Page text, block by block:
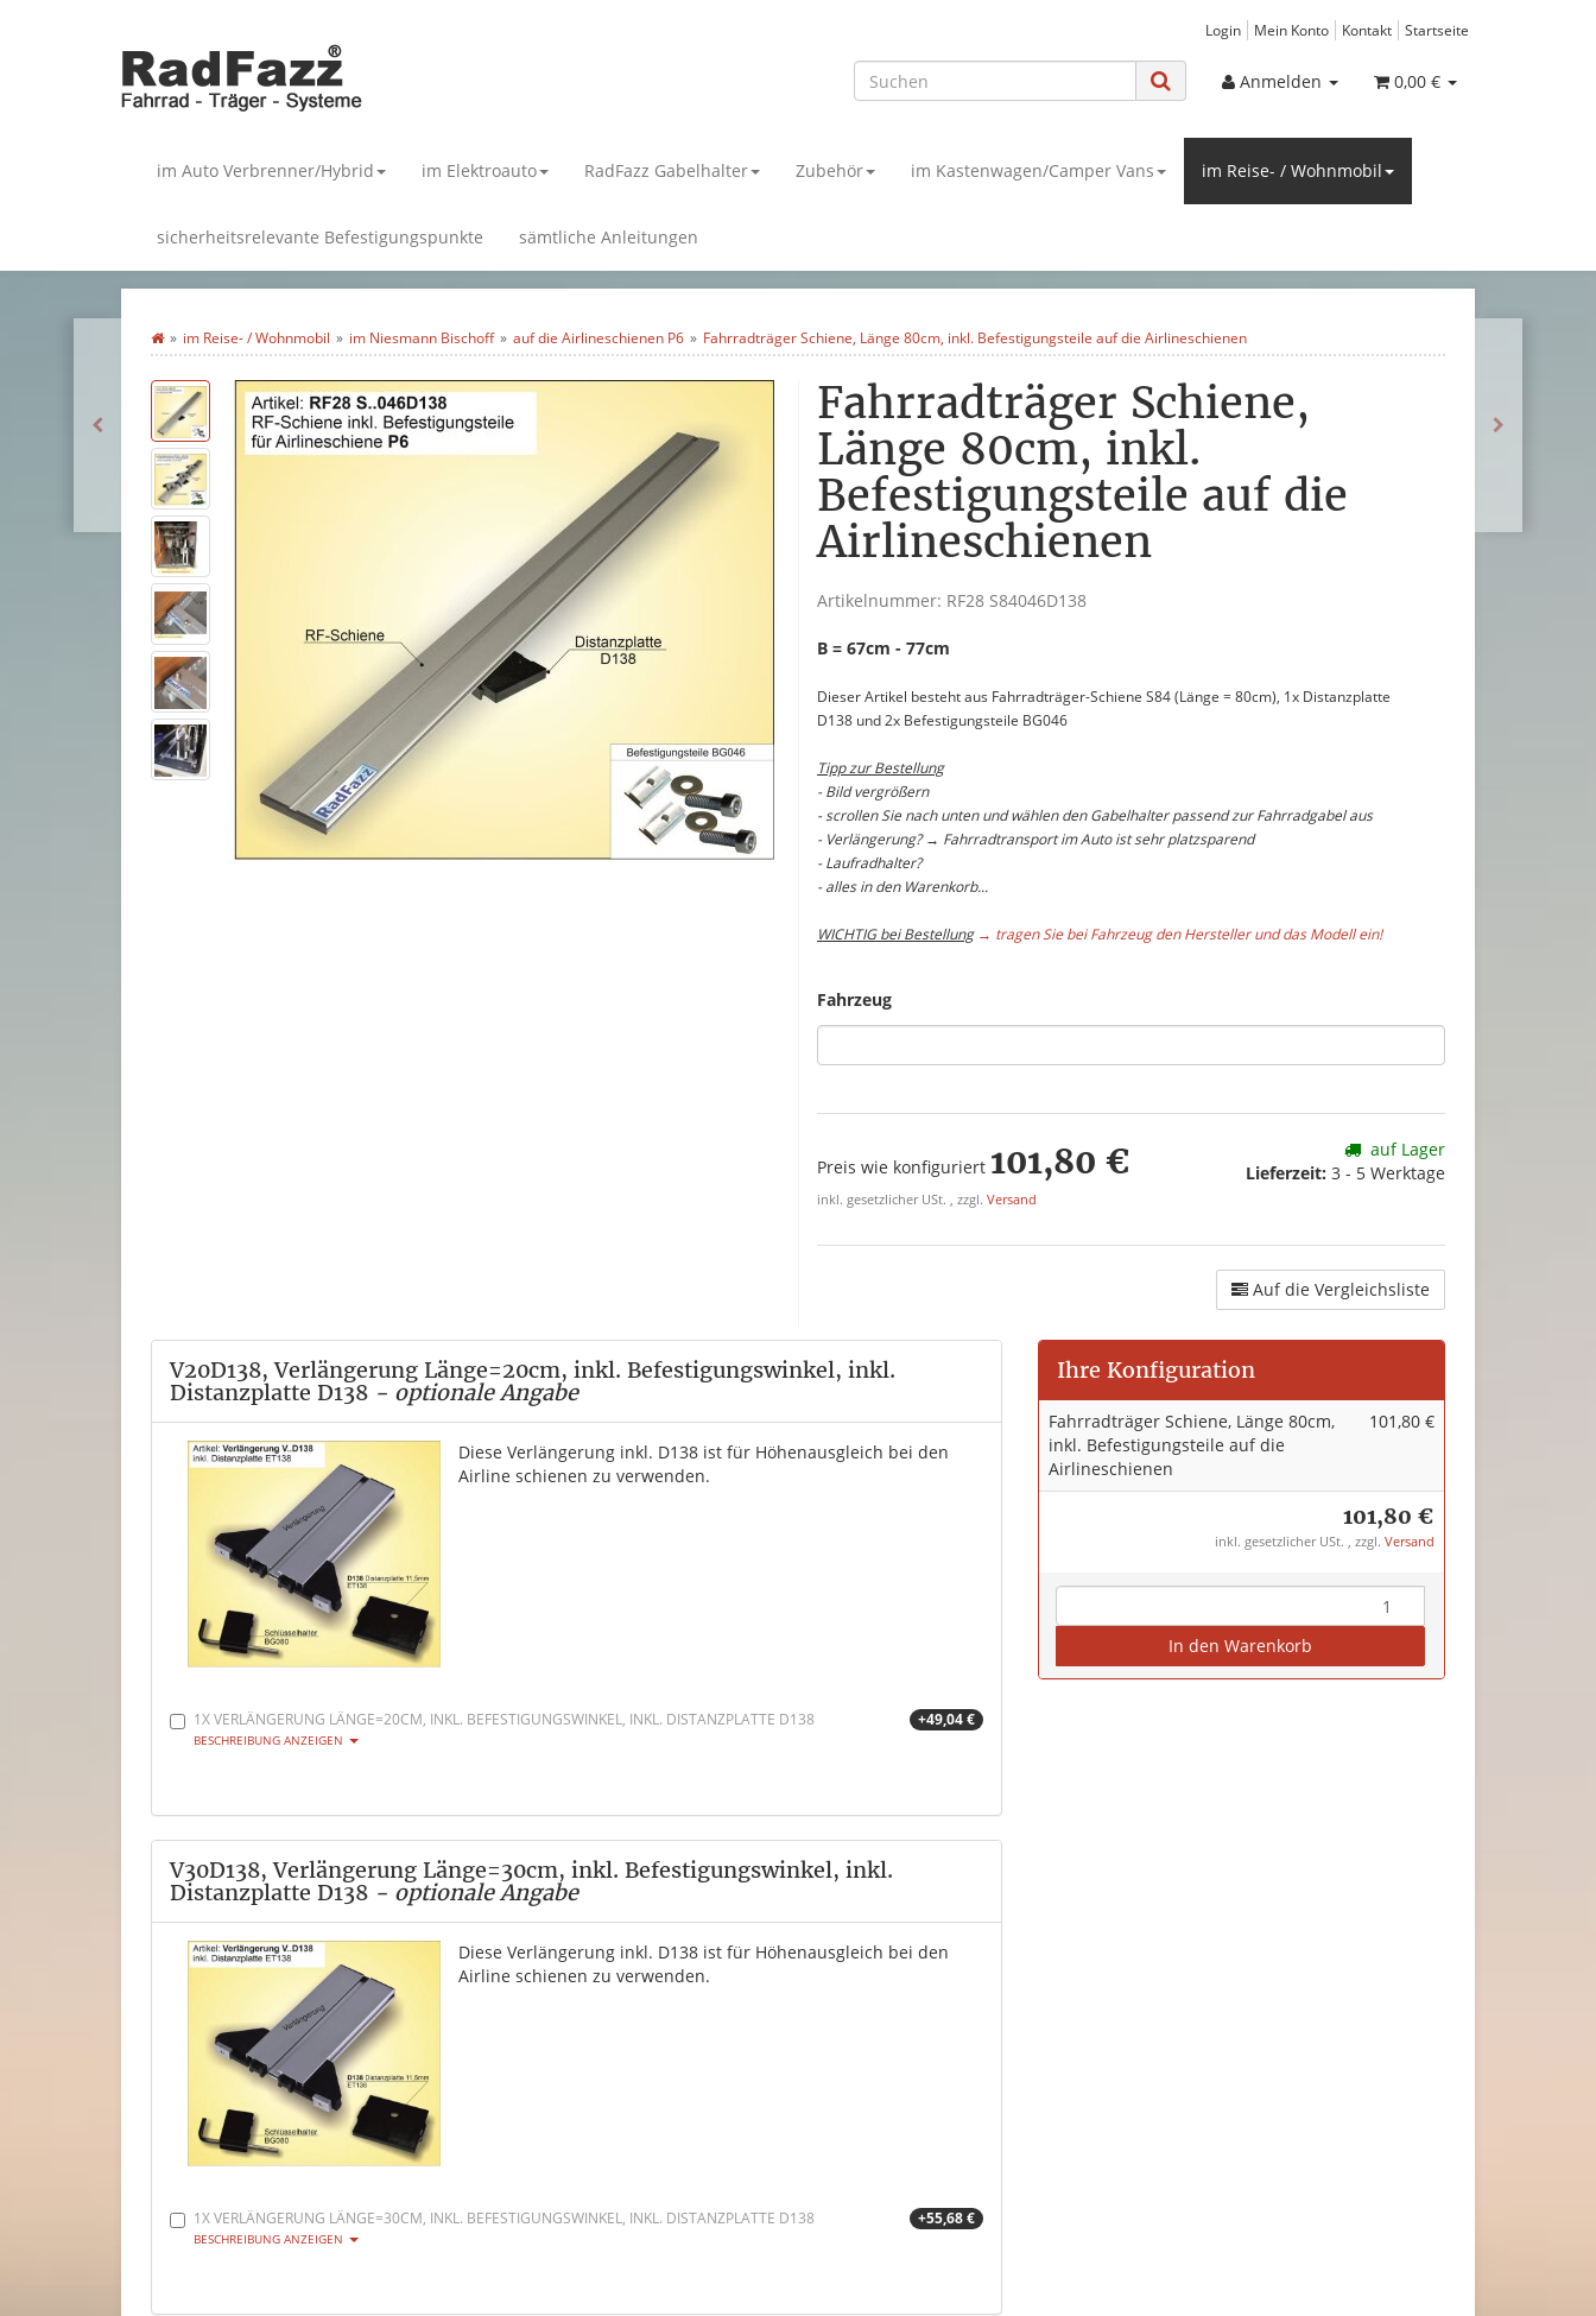
Login Mein Konto Kontakt Startseite
Anmelden 0,00 €
im Auto Verbrenner/Hybrid im Elektroauto RadFazz Gabelhalter Zubehör im Kastenwagen/Camper Vans im Reise- / Wohnmobil
sicherheitsrelevante Befestigungspunkte sämtliche Anleitungen
im Reise- / Wohnmobil im Niesmann Bischoff auf die Airlineschienen P6 Fahrradträger Schiene, Länge 80cm, inkl. Befestigungsteile auf die Airlineschienen
Fahrradträger Schiene,
Länge 80cm, inkl.
Befestigungsteile auf die
Airlineschienen
Artikelnummer: RF28 S84046D138
B = 67cm - 77cm
Dieser Artikel besteht aus Fahrradträger-Schiene S84 (Länge = 80cm), 1x Distanzplatte
D138 und 2x Befestigungsteile BG046
Tipp zur Bestellung
- Bild vergrößern
- scrollen Sie nach unten und wählen den Gabelhalter passend zur Fahrradgabel aus
- Verlängerung? → Fahrradtransport im Auto ist sehr platzsparend
- Laufradhalter?
- alles in den Warenkorb...
WICHTIG bei Bestellung → tragen Sie bei Fahrzeug den Hersteller und das Modell ein!
Fahrzeug
Preis wie konfiguriert 101,80 €
inkl. gesetzlicher USt. , zzgl. Versand
auf Lager
Lieferzeit: 3 - 5 Werktage
Auf die Vergleichsliste
V20D138, Verlängerung Länge=20cm, inkl. Befestigungswinkel, inkl.
Distanzplatte D138 - optionale Angabe
Diese Verlängerung inkl. D138 ist für Höhenausgleich bei den
Airline schienen zu verwenden.
1X VERLÄNGERUNG LÄNGE=20CM, INKL. BEFESTIGUNGSWINKEL, INKL. DISTANZPLATTE D138 +49,04 €
BESCHREIBUNG ANZEIGEN
V30D138, Verlängerung Länge=30cm, inkl. Befestigungswinkel, inkl.
Distanzplatte D138 - optionale Angabe
Diese Verlängerung inkl. D138 ist für Höhenausgleich bei den
Airline schienen zu verwenden.
1X VERLÄNGERUNG LÄNGE=30CM, INKL. BEFESTIGUNGSWINKEL, INKL. DISTANZPLATTE D138 +55,68 €
BESCHREIBUNG ANZEIGEN
Ihre Konfiguration
Fahrradträger Schiene, Länge 80cm,
inkl. Befestigungsteile auf die
Airlineschienen
101,80 €
101,80 €
inkl. gesetzlicher USt. , zzgl. Versand
In den Warenkorb